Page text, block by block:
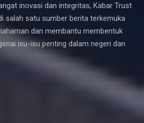
inovasi dan integritas, Kabar Trust
salah satu sumber berita terkemuka
dan membantu membentuk
isu-isu penting dalam negeri dan